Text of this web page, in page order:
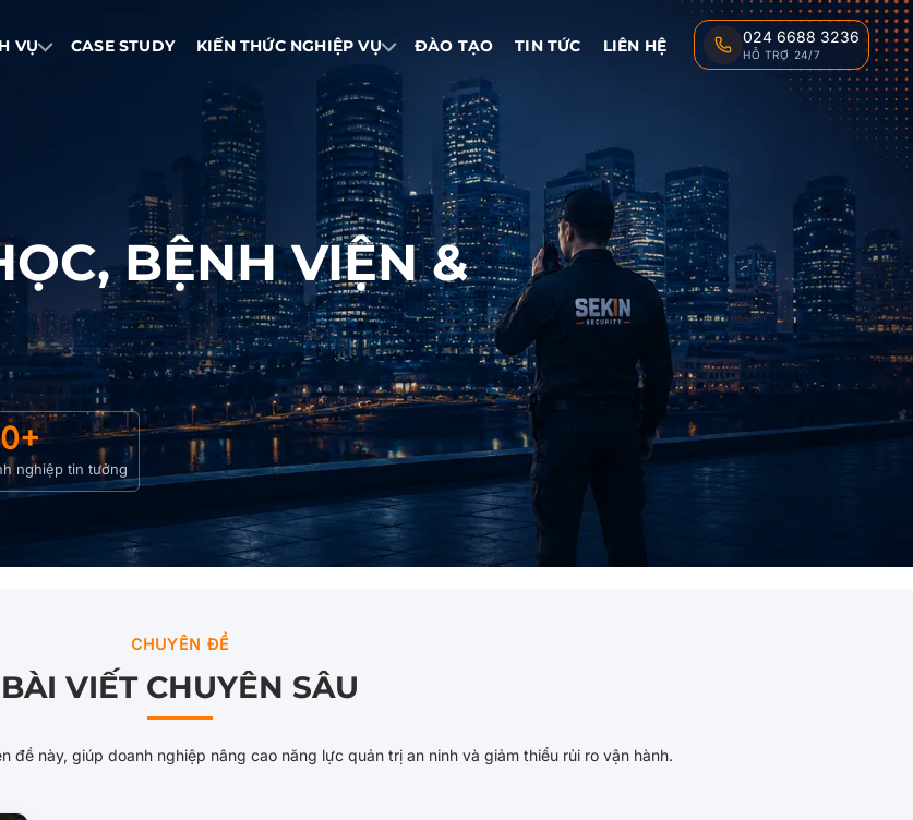
VỤ CASE STUDY KIẾN THỨC NGHIỆP VỤ ĐÀO TẠO TIN TỨC LIÊN HỆ 024 6688 3236
HỖ TRỢ 24/7
BỆNH VIỆN &
nghiệp tin tưởng
CHUYÊN ĐỀ
BÀI VIẾT CHUYÊN SÂU
đề này, giúp doanh nghiệp nâng cao năng lực quản trị an ninh và giảm thiểu rủi ro vận hành.